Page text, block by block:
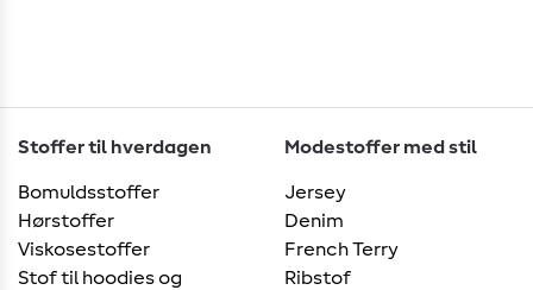
Stoffer til hverdagen
Bomuldsstoffer
Hørstoffer
Viskosestoffer
Stof til hoodies og
Modestoffer med stil
Jersey
Denim
French Terry
Ribstof